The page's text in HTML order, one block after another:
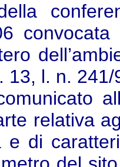
13, l. n.
relativa
e di